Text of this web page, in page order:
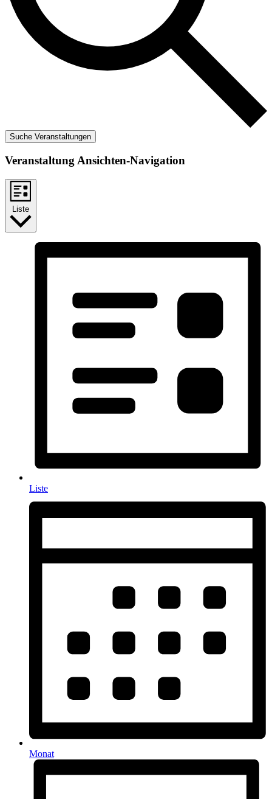
Suche Veranstaltungen
Veranstaltung Ansichten-Navigation
Liste
Liste
Monat